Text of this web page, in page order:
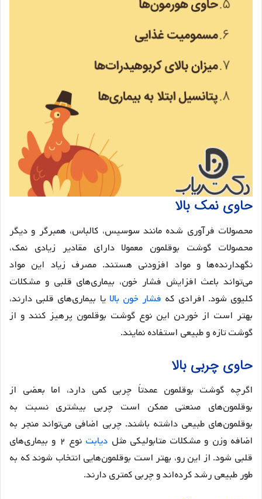
حاوی نمک بالا
محصولات فرآوری شده مانند سوسیس، کالباس، همبرگر و دیگر
محصولات گوشت بوقلمون معمولا دارای مقادیر زیادی نمک،
نگهدارنده‌ها و مواد افزودنی هستند. مصرف زیاد این مواد
می‌تواند باعث افزایش فشار خون، بیماری‌های قلبی و مشکلات
کلیوی شود. افرادی که فشار خون بالا یا بیماری‌های قلبی دارند،
بهتر است از خوردن این نوع گوشت بوقلمون پرهیز کنند و از
گوشت تازه و طبیعی استفاده نمایند.
حاوی چربی بالا
اگرچه گوشت بوقلمون عمدتاً چربی کمی دارد، اما بعضی از
بوقلمون‌های صنعتی ممکن است چربی بیشتری نسبت به
بوقلمون‌های طبیعی داشته باشند. چربی اضافی می‌تواند منجر به
اضافه وزن و مشکلات متابولیکی مثل دیابت
نوع ۲ و بیماری‌های
قلبی شود. از این رو، بهتر است بوقلمون‌هایی انتخاب شوند که به
طور طبیعی رشد کرده‌اند و چربی کمتری دارند.